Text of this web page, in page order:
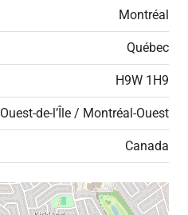
Montréal
Québec
H9W 1H9
Ouest-de-l’Île / Montréal-Ouest
Canada